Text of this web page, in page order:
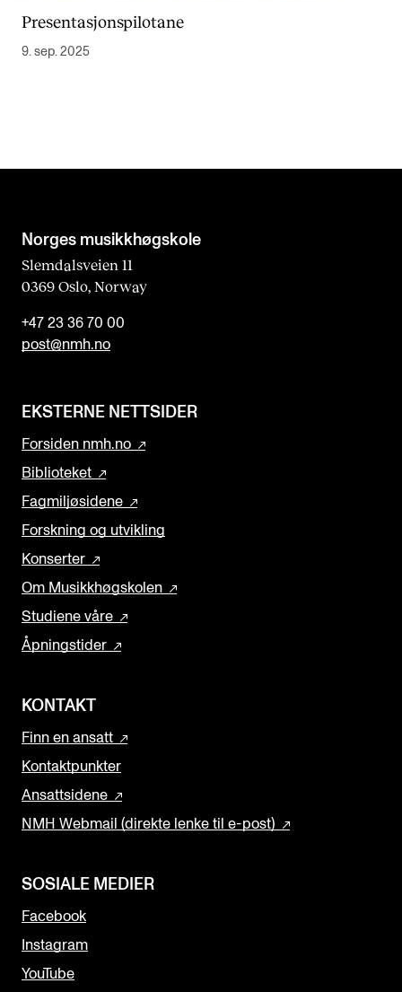
Presentasjonspilotane
9. sep. 2025
Norges musikk­høgskole
Slemdalsveien 11
0369 Oslo, Norway
+47 23 36 70 00
post@nmh.no
EKSTERNE NETTSIDER
Forsiden nmh.no
Biblioteket
Fagmiljøsidene
Forskning og utvikling
Konserter
Om Musikkhøgskolen
Studiene våre
Åpningstider
KONTAKT
Finn en ansatt
Kontaktpunkter
Ansattsidene
NMH Webmail (direkte lenke til e-post)
SOSIALE MEDIER
Facebook
Instagram
YouTube